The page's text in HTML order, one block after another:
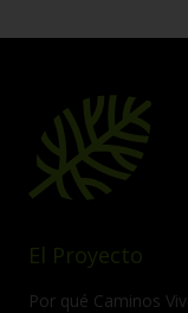
El Proyecto
Por qué Caminos